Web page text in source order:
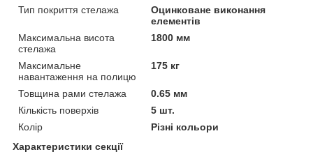
Тип покриття стелажа
Оцинковане виконання
елементів
Максимальна висота
стелажа
1800 мм
Максимальне
навантаження на полицю
175 кг
Товщина рами стелажа
0.65 мм
Кількість поверхів
5 шт.
Колір
Різні кольори
Характеристики секції